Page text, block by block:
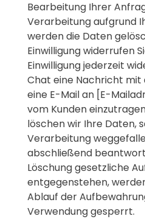
Bearbeitung Ihrer
Verarbeitung aufgrund
werden die Daten
Einwilligung widerrufen
Einwilligung jederzeit
Chat eine Nachricht mit
eine E-Mail an [E-
vom Kunden
löschen wir Ihre Daten,
Verarbeitung
abschließend
Löschung gesetzliche
entgegenstehen,
Ablauf der
Verwendung gesperrt.